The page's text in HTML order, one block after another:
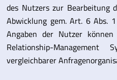
des Nutzers zur Bearbeitung
Abwicklung gem. Art. 6 Abs.
Angaben der Nutzer
Relationship-
vergleichbarer